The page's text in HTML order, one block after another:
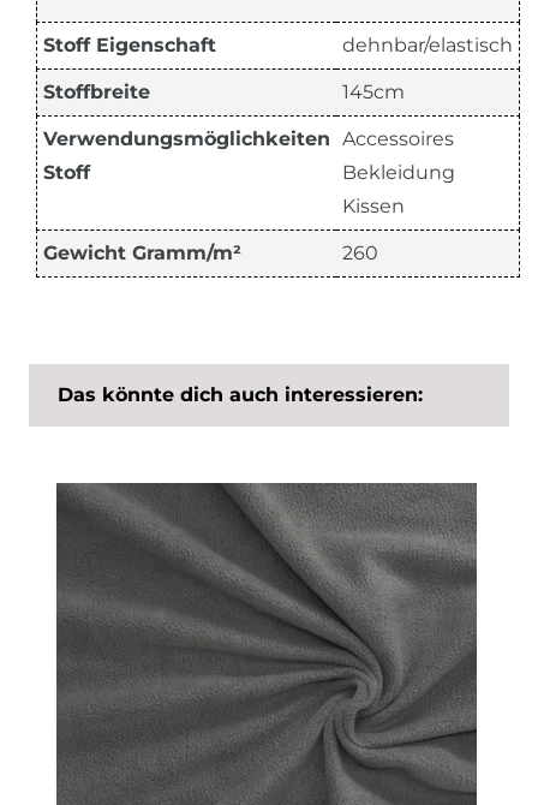
Stoff Eigenschaft dehnbar/elastisch
Stoffbreite 145cm
Verwendungsmöglichkeiten
Stoff
Accessoires
Bekleidung
Kissen
Gewicht Gramm/m² 260
Das könnte dich auch interessieren: